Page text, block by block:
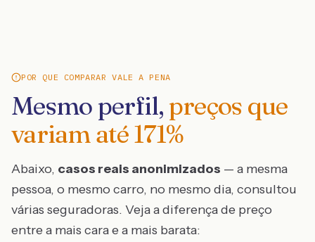
POR QUE COMPARAR VALE A PENA
Mesmo perfil, preços que
variam até171%
Abaixo, casos reais anonimizados — a mesma
pessoa, o mesmo carro, no mesmo dia, consultou
várias seguradoras. Veja a diferença de preço
entre a mais cara e a mais barata: